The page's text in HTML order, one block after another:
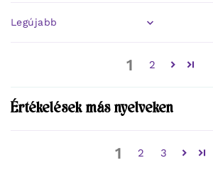
Sort by
1 2
Értékelések más nyelveken
1 2 3